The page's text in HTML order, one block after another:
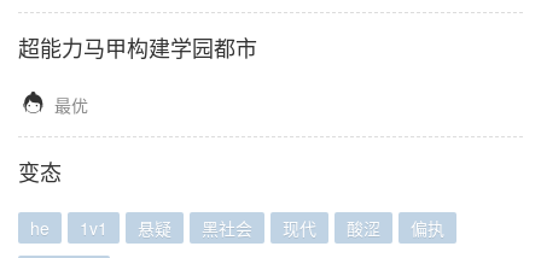
超能力马甲构建学园都市
 最优
变态
he 1v1 悬疑 黑社会 现代 酸涩
偏执